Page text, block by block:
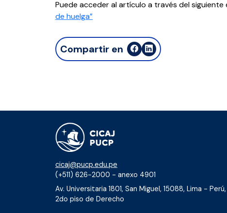
Puede acceder al artículo a través del siguiente
de huelga”
Compartir en
cicaj@pucp.edu.pe
(+511) 626-2000 - anexo 4901
Av. Universitaria 1801, San Miguel, 15088, Lima - Perú,
2do piso de Derecho